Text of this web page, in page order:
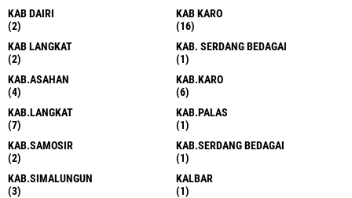
KAB DAIRI
(2)
KAB KARO
(16)
KAB LANGKAT
(2)
KAB. SERDANG BEDAGAI
(1)
KAB.ASAHAN
(4)
KAB.KARO
(6)
KAB.LANGKAT
(7)
KAB.PALAS
(1)
KAB.SAMOSIR
(2)
KAB.SERDANG BEDAGAI
(1)
KAB.SIMALUNGUN
(3)
KALBAR
(1)